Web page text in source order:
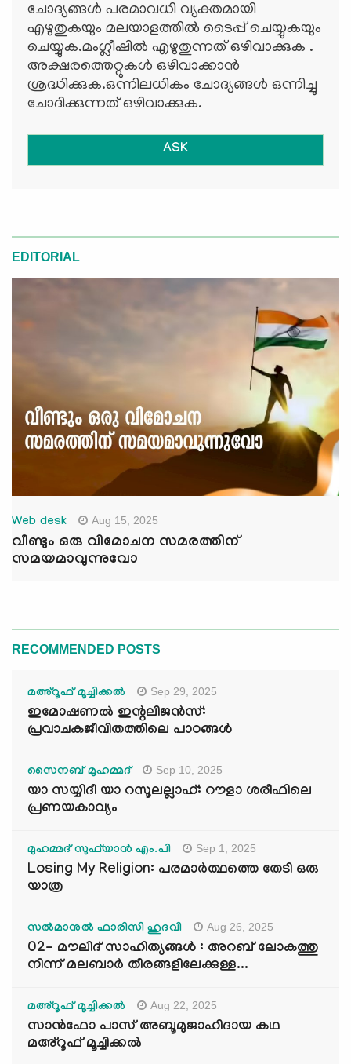
ചോദ്യങ്ങള്‍ പരമാവധി വ്യക്തമായി
എഴുതുകയും മലയാളത്തില്‍ ടൈപ്പ് ചെയ്യുകയും
ചെയ്യുക.മംഗ്ലീഷില്‍ എഴുതുന്നത് ഒഴിവാക്കുക .
അക്ഷരത്തെറ്റുകള്‍ ഒഴിവാക്കാന്‍
ശ്രദ്ധിക്കുക.ഒന്നിലധികം ചോദ്യങ്ങള്‍ ഒന്നിച്ചു
ചോദിക്കുന്നത് ഒഴിവാക്കുക.
ASK
EDITORIAL
Web desk Aug 15, 2025
വീണ്ടും ഒരു വിമോചന സമരത്തിന്
സമയമാവുന്നുവോ
RECOMMENDED POSTS
മഅ്റൂഫ് മൂച്ചിക്കല്‍ Sep 29, 2025
ഇമോഷണൽ ഇന്റലിജൻസ്:
പ്രവാചകജീവിതത്തിലെ പാഠങ്ങൾ
സൈനബ് മുഹമ്മദ് Sep 10, 2025
യാ സയ്യിദീ യാ റസൂലല്ലാഹ്: റൗളാ ശരീഫിലെ
പ്രണയകാവ്യം
മുഹമ്മദ് സുഫ്‌യാൻ എം.പി Sep 1, 2025
Losing My Religion: പരമാർത്ഥത്തെ തേടി ഒരു
യാത്ര
സൽമാനുൽ ഫാരിസി ഹുദവി Aug 26, 2025
02- മൗലിദ് സാഹിത്യങ്ങൾ : അറബ് ലോകത്തു
നിന്ന് മലബാർ തീരങ്ങളിലേക്കുള്ള...
മഅ്റൂഫ് മൂച്ചിക്കല്‍ Aug 22, 2025
സാൻഫോ പാസ് അബൂമുജാഹിദായ കഥ
മഅ്റൂഫ് മൂച്ചിക്കല്‍